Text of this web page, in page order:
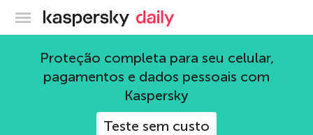
Blog oficial da Kaspersky
Proteção completa para seu celular,
pagamentos e dados pessoais com
Kaspersky
Teste sem custo